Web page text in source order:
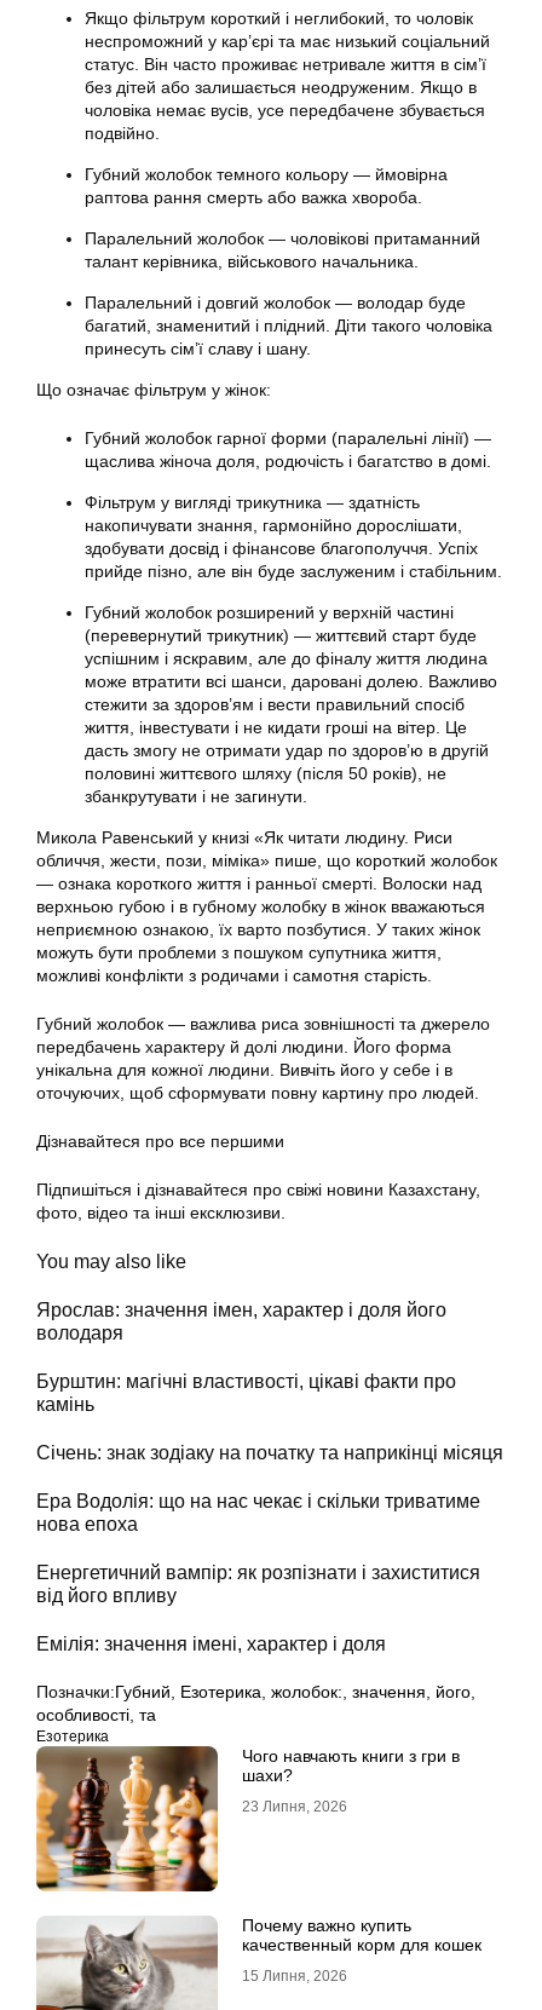
Якщо фільтрум короткий і неглибокий, то чоловік
неспроможний у кар’єрі та має низький соціальний
статус. Він часто проживає нетривале життя в сім’ї
без дітей або залишається неодруженим. Якщо в
чоловіка немає вусів, усе передбачене збувається
подвійно.
Губний жолобок темного кольору — ймовірна
раптова рання смерть або важка хвороба.
Паралельний жолобок — чоловікові притаманний
талант керівника, військового начальника.
Паралельний і довгий жолобок — володар буде
багатий, знаменитий і плідний. Діти такого чоловіка
принесуть сім’ї славу і шану.
Що означає фільтрум у жінок:
Губний жолобок гарної форми (паралельні лінії) —
щаслива жіноча доля, родючість і багатство в домі.
Фільтрум у вигляді трикутника — здатність
накопичувати знання, гармонійно дорослішати,
здобувати досвід і фінансове благополуччя. Успіх
прийде пізно, але він буде заслуженим і стабільним.
Губний жолобок розширений у верхній частині
(перевернутий трикутник) — життєвий старт буде
успішним і яскравим, але до фіналу життя людина
може втратити всі шанси, даровані долею. Важливо
стежити за здоров’ям і вести правильний спосіб
життя, інвестувати і не кидати гроші на вітер. Це
дасть змогу не отримати удар по здоров’ю в другій
половині життєвого шляху (після 50 років), не
збанкрутувати і не загинути.
Микола Равенський у книзі «Як читати людину. Риси
обличчя, жести, пози, міміка» пише, що короткий жолобок
— ознака короткого життя і ранньої смерті. Волоски над
верхньою губою і в губному жолобку в жінок вважаються
неприємною ознакою, їх варто позбутися. У таких жінок
можуть бути проблеми з пошуком супутника життя,
можливі конфлікти з родичами і самотня старість.
Губний жолобок — важлива риса зовнішності та джерело
передбачень характеру й долі людини. Його форма
унікальна для кожної людини. Вивчіть його у себе і в
оточуючих, щоб сформувати повну картину про людей.
Дізнавайтеся про все першими
Підпишіться і дізнавайтеся про свіжі новини Казахстану,
фото, відео та інші ексклюзиви.
You may also like
Ярослав: значення імен, характер і доля його
володаря
Бурштин: магічні властивості, цікаві факти про
камінь
Січень: знак зодіаку на початку та наприкінці місяця
Ера Водолія: що на нас чекає і скільки триватиме
нова епоха
Енергетичний вампір: як розпізнати і захиститися
від його впливу
Емілія: значення імені, характер і доля
Позначки:Губний, Езотерика, жолобок:, значення, його,
особливості, та
Езотерика
Чого навчають книги з гри в
шахи?
23 Липня, 2026
Почему важно купить
качественный корм для кошек
15 Липня, 2026